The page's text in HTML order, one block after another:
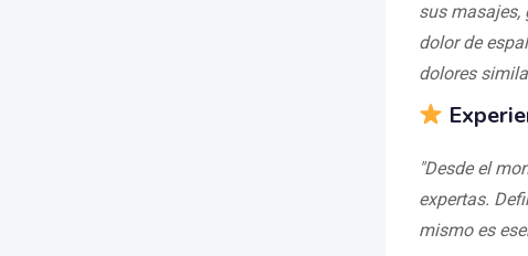
sus masajes,
dolor de
dolores
"Desde el
expertas.
mismo es